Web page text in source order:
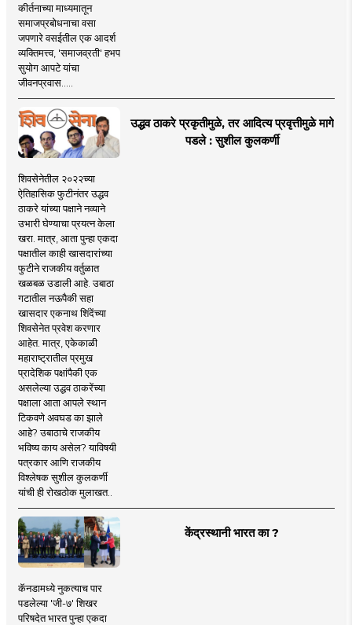
कीर्तनाच्या माध्यमातून
समाजप्रबोधनाचा वसा
जपणारे वसईतील एक आदर्श
व्यक्तिमत्त्व, 'समाजव्रती' हभप
सुयोग आपटे यांचा
जीवनप्रवास.....
उद्धव ठाकरे प्रकृतीमुळे, तर आदित्य प्रवृत्तीमुळे मागे
पडले : सुशील कुलकर्णी
शिवसेनेतील २०२२च्या
ऐतिहासिक फुटीनंतर उद्धव
ठाकरे यांच्या पक्षाने नव्याने
उभारी घेण्याचा प्रयत्न केला
खरा. मात्र, आता पुन्हा एकदा
पक्षातील काही खासदारांच्या
फुटीने राजकीय वर्तुळात
खळबळ उडाली आहे. उबाठा
गटातील नऊपैकी सहा
खासदार एकनाथ शिंदेंच्या
शिवसेनेत प्रवेश करणार
आहेत. मात्र, एकेकाळी
महाराष्ट्रातील प्रमुख
प्रादेशिक पक्षांपैकी एक
असलेल्या उद्धव ठाकरेंच्या
पक्षाला आता आपले स्थान
टिकवणे अवघड का झाले
आहे? उबाठाचे राजकीय
भविष्य काय असेल? याविषयी
पत्रकार आणि राजकीय
विश्लेषक सुशील कुलकर्णी
यांची ही रोखठोक मुलाखत..
केंद्रस्थानी भारत का ?
कॅनडामध्ये नुकत्याच पार
पडलेल्या 'जी-७' शिखर
परिषदेत भारत पुन्हा एकदा